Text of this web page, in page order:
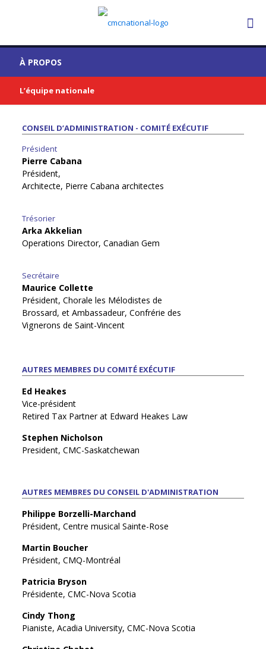
À PROPOS
L’équipe nationale
CONSEIL D’ADMINISTRATION - COMITÉ EXÉCUTIF
Président
Pierre Cabana
Président,
Architecte, Pierre Cabana architectes
Trésorier
Arka Akkelian
Operations Director, Canadian Gem
Secrétaire
Maurice Collette
Président, Chorale les Mélodistes de
Brossard, et Ambassadeur, Confrérie des
Vignerons de Saint-Vincent
AUTRES MEMBRES DU COMITÉ EXÉCUTIF
Ed Heakes
Vice-président
Retired Tax Partner at Edward Heakes Law
Stephen Nicholson
President, CMC-Saskatchewan
AUTRES MEMBRES DU CONSEIL D'ADMINISTRATION
Philippe Borzelli-Marchand
Président, Centre musical Sainte-Rose
Martin Boucher
Président, CMQ-Montréal
Patricia Bryson
Présidente, CMC-Nova Scotia
Cindy Thong
Pianiste, Acadia University, CMC-Nova Scotia